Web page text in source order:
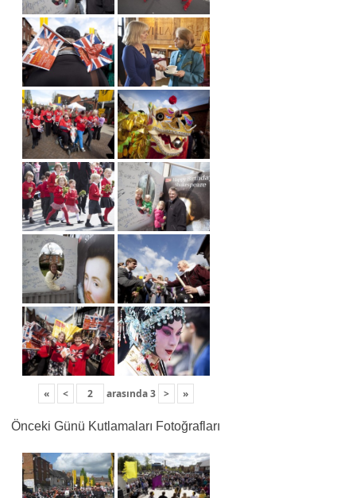
« < arasında3 > »
Önceki Günü Kutlamaları Fotoğrafları